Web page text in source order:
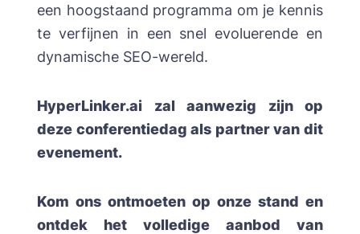
een hoogstaand programma om je kennis
te verfijnen in een snel evoluerende en
dynamische SEO-wereld.
HyperLinker.ai zal aanwezig zijn op
deze conferentiedag als partner van dit
evenement.
Kom ons ontmoeten op onze stand en
ontdek het volledige aanbod van